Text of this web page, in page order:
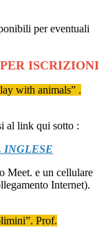
per eventuali
ISCRIZIONI
with animals” .
al link qui sotto :
INGLESE
Meet. e un cellulare
Internet).
Prof.